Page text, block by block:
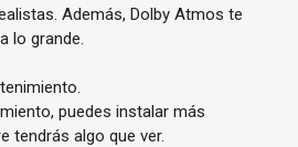
Además, Dolby Atmos te
lo grande.
puedes instalar más
tendrás algo que ver.